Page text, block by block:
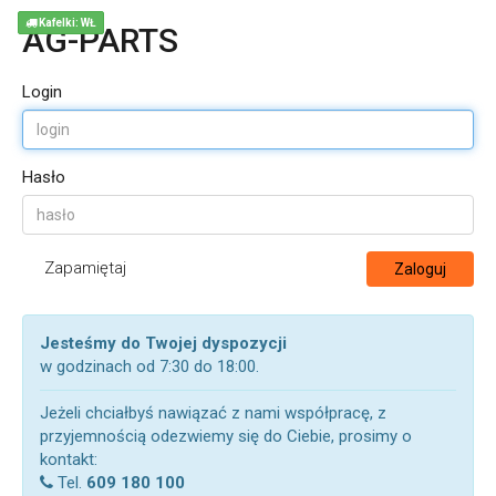
AG-PARTS
Login
Hasło
Zapamiętaj Zaloguj
Jesteśmy do Twojej dyspozycji
w godzinach od 7:30 do 18:00.
Jeżeli chciałbyś nawiązać z nami współpracę, z
przyjemnością odezwiemy się do Ciebie, prosimy o
kontakt:
Tel. 609 180 100
Kafelki: WŁ